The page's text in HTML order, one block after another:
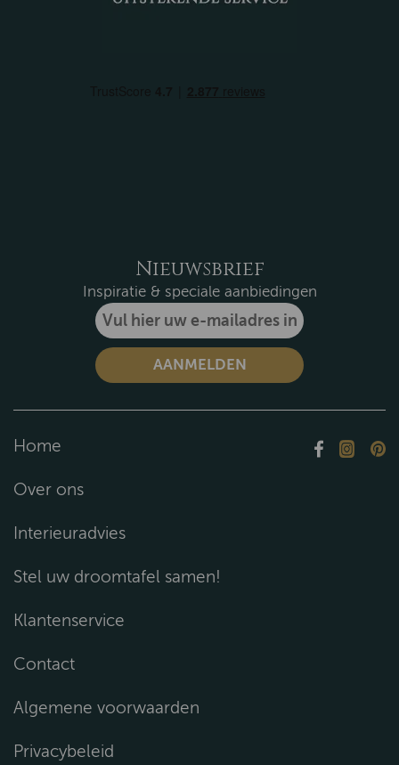
Nieuwsbrief
Inspiratie & speciale aanbiedingen
Home
Over ons
Interieuradvies
Stel uw droomtafel samen!
Klantenservice
Contact
Algemene voorwaarden
Privacybeleid